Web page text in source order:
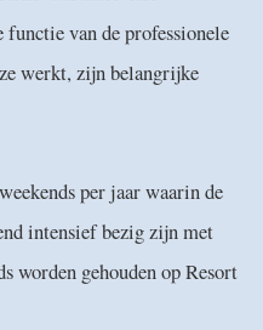
functie van de professionele
werkt, zijn belangrijke
per jaar waarin de
intensief bezig zijn met
worden gehouden op Resort